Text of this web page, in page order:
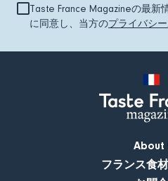
Taste France Magazineの最新
に同意し、当方のプライバシ
About
フランス食